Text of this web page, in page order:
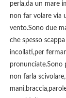
perla,da un mare
non far volare via
vento.Sono due
che spesso
incollati,per
pronunciate.Sono
non farla